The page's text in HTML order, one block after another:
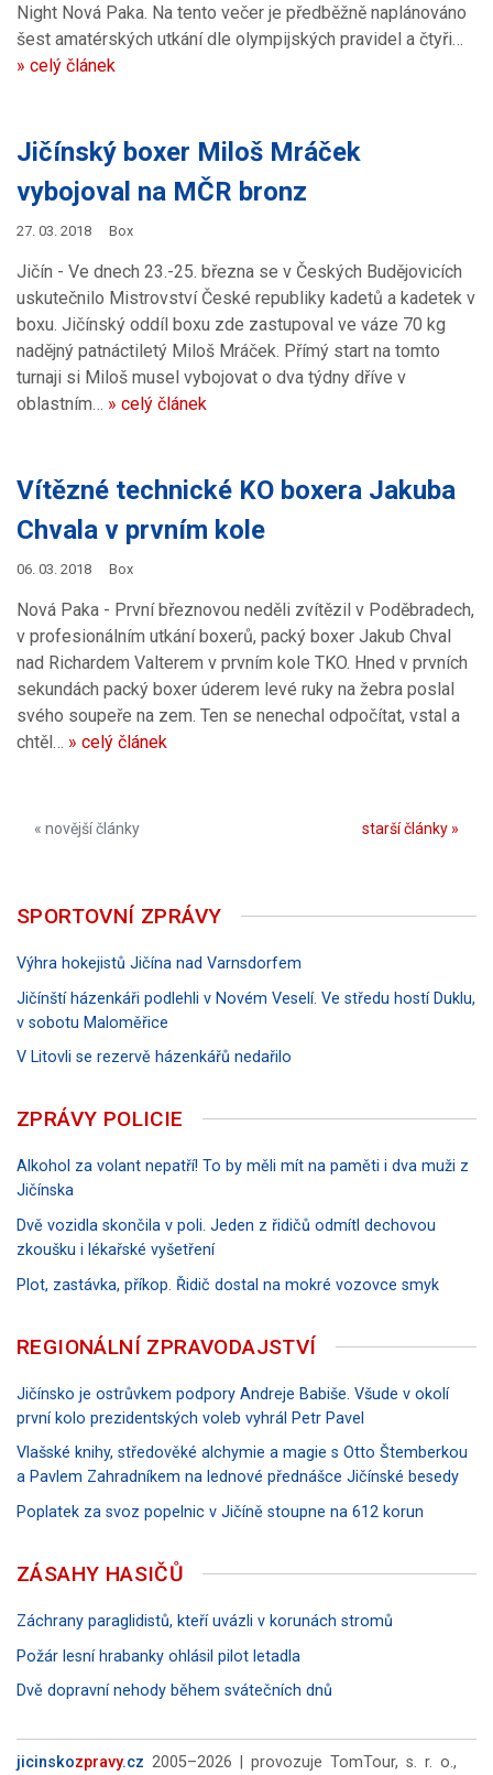
Night Nová Paka. Na tento večer je předběžně naplánováno
šest amatérských utkání dle olympijských pravidel a čtyři…
» celý článek
Jičínský boxer Miloš Mráček
vybojoval na MČR bronz
27. 03. 2018 Box
Jičín - Ve dnech 23.-25. března se v Českých Budějovicích
uskutečnilo Mistrovství České republiky kadetů a kadetek v
boxu. Jičínský oddíl boxu zde zastupoval ve váze 70 kg
nadějný patnáctiletý Miloš Mráček. Přímý start na tomto
turnaji si Miloš musel vybojovat o dva týdny dříve v
oblastním… » celý článek
Vítězné technické KO boxera Jakuba
Chvala v prvním kole
06. 03. 2018 Box
Nová Paka - První březnovou neděli zvítězil v Poděbradech,
v profesionálním utkání boxerů, packý boxer Jakub Chval
nad Richardem Valterem v prvním kole TKO. Hned v prvních
sekundách packý boxer úderem levé ruky na žebra poslal
svého soupeře na zem. Ten se nenechal odpočítat, vstal a
chtěl… » celý článek
« novější články starší články »
SPORTOVNÍ ZPRÁVY
Výhra hokejistů Jičína nad Varnsdorfem
Jičínští házenkáři podlehli v Novém Veselí. Ve středu hostí Duklu,
v sobotu Maloměřice
V Litovli se rezervě házenkářů nedařilo
ZPRÁVY POLICIE
Alkohol za volant nepatří! To by měli mít na paměti i dva muži z
Jičínska
Dvě vozidla skončila v poli. Jeden z řidičů odmítl dechovou
zkoušku i lékařské vyšetření
Plot, zastávka, příkop. Řidič dostal na mokré vozovce smyk
REGIONÁLNÍ ZPRAVODAJSTVÍ
Jičínsko je ostrůvkem podpory Andreje Babiše. Všude v okolí
první kolo prezidentských voleb vyhrál Petr Pavel
Vlašské knihy, středověké alchymie a magie s Otto Štemberkou
a Pavlem Zahradníkem na lednové přednášce Jičínské besedy
Poplatek za svoz popelnic v Jičíně stoupne na 612 korun
ZÁSAHY HASIČŮ
Záchrany paraglidistů, kteří uvázli v korunách stromů
Požár lesní hrabanky ohlásil pilot letadla
Dvě dopravní nehody během svátečních dnů
jicinskozpravy.cz 2005–2026 | provozuje TomTour, s. r. o.,